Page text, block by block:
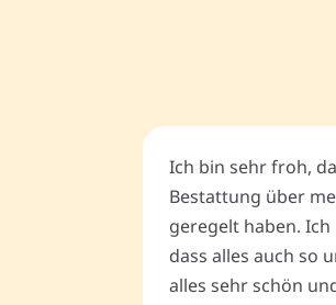
Ich bin sehr froh,
Bestattung über
geregelt haben.
dass alles auch so
alles sehr schön